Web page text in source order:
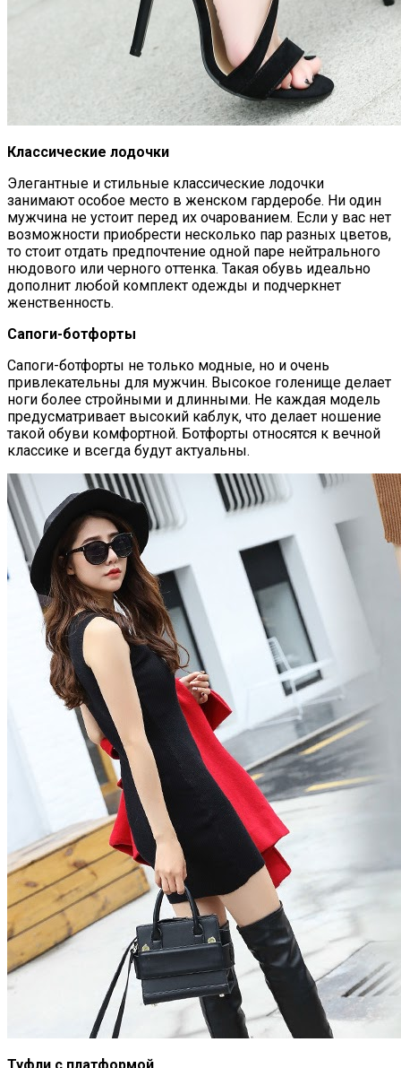
Лунный Календарь Окрашивания
Волос На Октябрь 2025 Года
Классические лодочки
Элегантные и стильные классические лодочки
занимают особое место в женском гардеробе. Ни один
мужчина не устоит перед их очарованием. Если у вас нет
возможности приобрести несколько пар разных цветов,
то стоит отдать предпочтение одной паре нейтрального
нюдового или черного оттенка. Такая обувь идеально
дополнит любой комплект одежды и подчеркнет
женственность.
Сапоги-ботфорты
Сапоги-ботфорты не только модные, но и очень
привлекательны для мужчин. Высокое голенище делает
ноги более стройными и длинными. Не каждая модель
предусматривает высокий каблук, что делает ношение
такой обуви комфортной. Ботфорты относятся к вечной
классике и всегда будут актуальны.